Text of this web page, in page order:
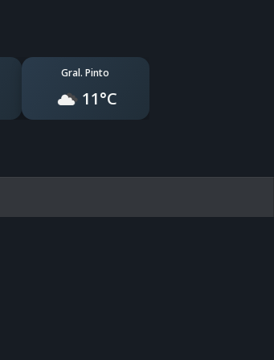
Gral. Pinto
11°C